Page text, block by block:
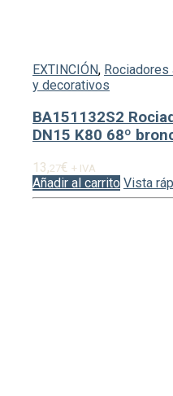
EXTINCIÓN,
y decorativos
BA151132S2
DN15 K80 68º
13,27€ + IVA
Añadir al carrito Vista